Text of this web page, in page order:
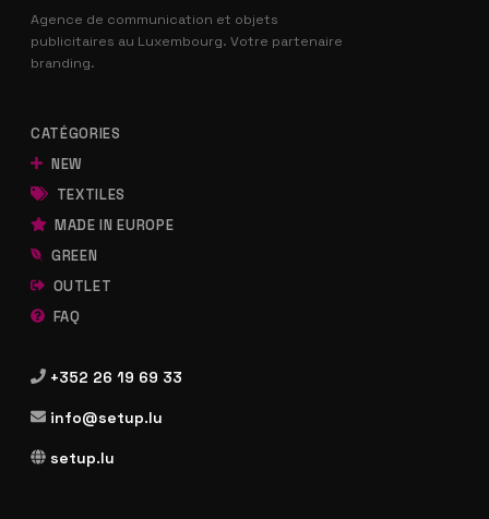
Agence de communication et objets
publicitaires au Luxembourg. Votre partenaire
branding.
CATÉGORIES
NEW
TEXTILES
MADE IN EUROPE
GREEN
OUTLET
FAQ
+352 26 19 69 33
info@setup.lu
setup.lu